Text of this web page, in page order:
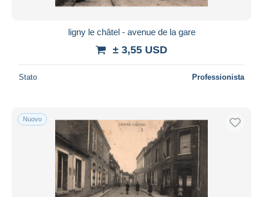
ligny le châtel - avenue de la gare
± 3,55 USD
Stato Professionista
Nuovo